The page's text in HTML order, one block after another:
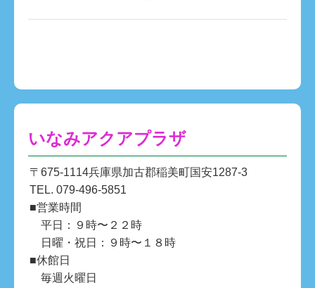
いなみアクアプラザ
〒675-1114兵庫県加古郡稲美町国安1287-3
TEL. 079-496-5851
■営業時間
平日：９時〜２２時
日曜・祝日：９時〜１８時
■休館日
毎週火曜日